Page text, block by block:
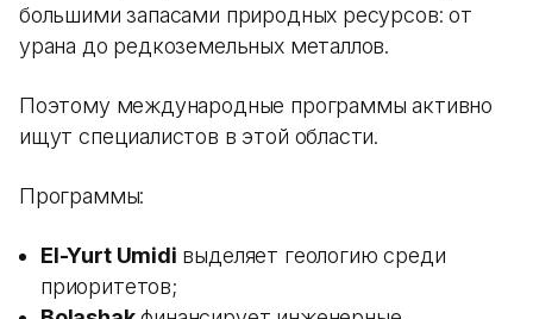
большими запасами природных ресурсов: от
урана до редкоземельных металлов.
Поэтому международные программы активно
ищут специалистов в этой области.
Программы:
El-Yurt Umidi выделяет геологию среди
приоритетов;